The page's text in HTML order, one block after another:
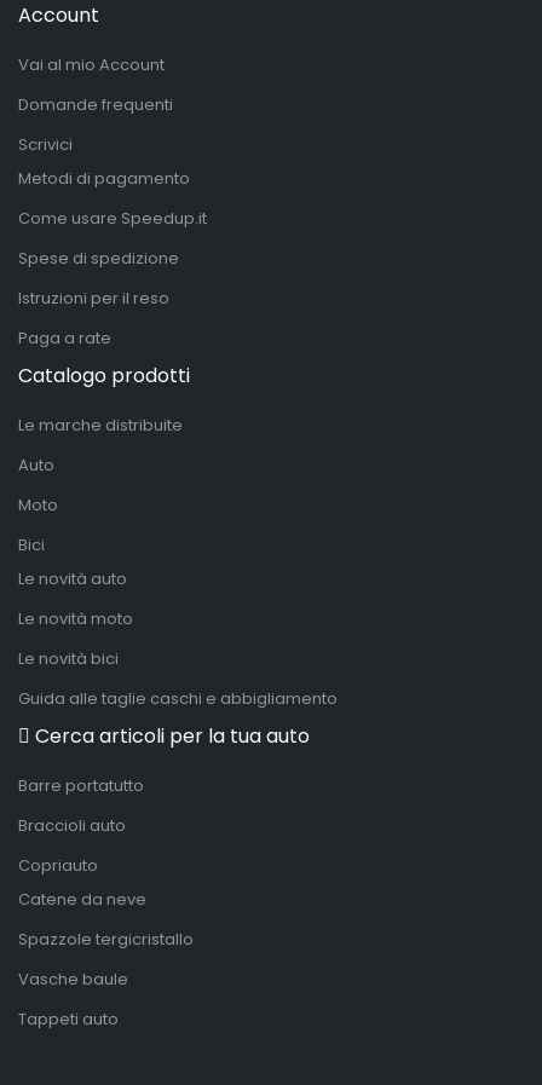
Account
Vai al mio Account
Domande frequenti
Scrivici
Metodi di pagamento
Come usare Speedup.it
Spese di spedizione
Istruzioni per il reso
Paga a rate
Catalogo prodotti
Le marche distribuite
Auto
Moto
Bici
Le novità auto
Le novità moto
Le novità bici
Guida alle taglie caschi e abbigliamento
Cerca articoli per la tua auto
Barre portatutto
Braccioli auto
Copriauto
Catene da neve
Spazzole tergicristallo
Vasche baule
Tappeti auto